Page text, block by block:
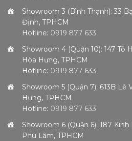
Showroom 3 (Bình Thạnh): 33
Định, TPHCM
Hotline: 0919 877 633
Showroom 4 (Quận 10): 147 Tô
Hòa Hưng, TPHCM
Hotline: 0919 877 633
Showroom 5 (Quận 7): 613B Lê
Hưng, TPHCM
Hotline: 0919 877 633
Showroom 6 (Quận 6): 187
Phú Lâm, TPHCM